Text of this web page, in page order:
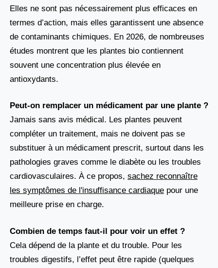
Elles ne sont pas nécessairement plus efficaces en
termes d’action, mais elles garantissent une absence
de contaminants chimiques. En 2026, de nombreuses
études montrent que les plantes bio contiennent
souvent une concentration plus élevée en
antioxydants.
Peut-on remplacer un médicament par une plante ?
Jamais sans avis médical. Les plantes peuvent
compléter un traitement, mais ne doivent pas se
substituer à un médicament prescrit, surtout dans les
pathologies graves comme le diabète ou les troubles
cardiovasculaires. À ce propos, sachez reconnaître
les symptômes de l'insuffisance cardiaque pour une
meilleure prise en charge.
Combien de temps faut-il pour voir un effet ?
Cela dépend de la plante et du trouble. Pour les
troubles digestifs, l’effet peut être rapide (quelques